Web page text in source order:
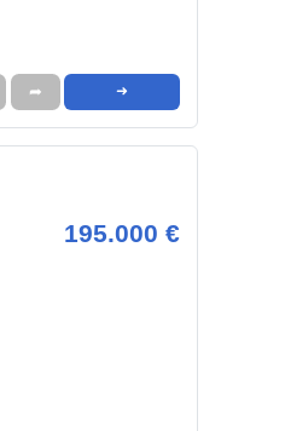
➦ ➜
195.000 €